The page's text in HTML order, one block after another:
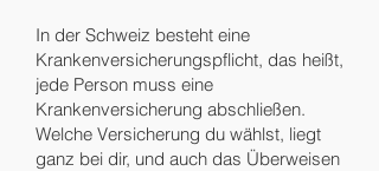
In der Schweiz besteht eine
Krankenversicherungspflicht, das heißt,
jede Person muss eine
Krankenversicherung abschließen.
Welche Versicherung du wählst, liegt
ganz bei dir, und auch das Überweisen